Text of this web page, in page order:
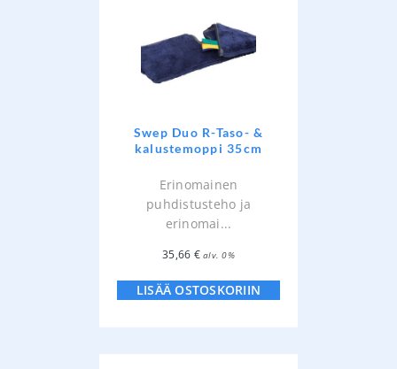
Swep Duo R-Taso- &
kalustemoppi 35cm
Erinomainen
puhdistusteho ja
erinomai...
35,66 € alv. 0%
LISÄÄ OSTOSKORIIN